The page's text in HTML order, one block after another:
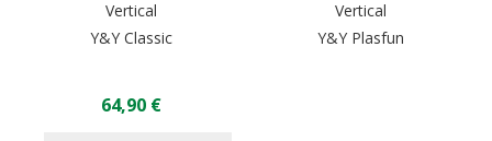
Vertical
Y&Y Classic
64,90 €
Vertical
Y&Y Plasfun